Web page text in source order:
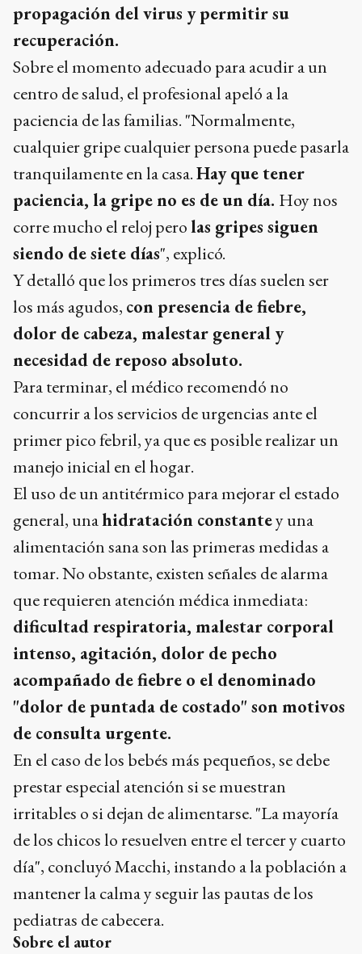
propagación del virus y permitir su
recuperación.
Sobre el momento adecuado para acudir a un
centro de salud, el profesional apeló a la
paciencia de las familias. "Normalmente,
cualquier gripe cualquier persona puede pasarla
tranquilamente en la casa.Hay que tener
paciencia, la gripe no es de un día. Hoy nos
corre mucho el reloj perolas gripes siguen
siendo de siete días", explicó.
Y detalló que los primeros tres días suelen ser
los más agudos, con presencia de fiebre,
dolor de cabeza, malestar general y
necesidad de reposo absoluto.
Para terminar, el médico recomendó no
concurrir a los servicios de urgencias ante el
primer pico febril, ya que es posible realizar un
manejo inicial en el hogar.
El uso de un antitérmico para mejorar el estado
general, unahidratación constantey una
alimentación sana son las primeras medidas a
tomar. No obstante, existen señales de alarma
que requieren atención médica inmediata:
dificultad respiratoria, malestar corporal
intenso, agitación, dolor de pecho
acompañado de fiebre o el denominado
"dolor de puntada de costado" son motivos
de consulta urgente.
En el caso de los bebés más pequeños, se debe
prestar especial atención si se muestran
irritables o si dejan de alimentarse. "La mayoría
de los chicos lo resuelven entre el tercer y cuarto
día", concluyó Macchi, instando a la población a
mantener la calma y seguir las pautas de los
pediatras de cabecera.
Sobre el autor